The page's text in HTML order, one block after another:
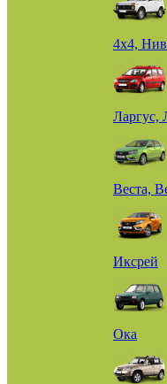
4х4,
Ларгус,
Веста,
Иксрей
Ока